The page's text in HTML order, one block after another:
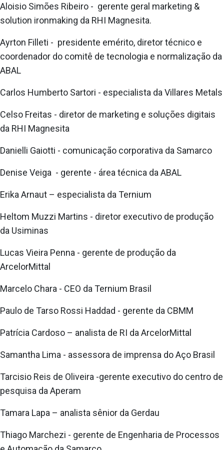
Aloisio Simões Ribeiro - gerente geral marketing &
solution ironmaking da RHI Magnesita.
Ayrton Filleti - presidente emérito, diretor técnico e
coordenador do comitê de tecnologia e normalização da
ABAL
Carlos Humberto Sartori - especialista da Villares Metals
Celso Freitas - diretor de marketing e soluções digitais
da RHI Magnesita
Danielli Gaiotti - comunicação corporativa da Samarco
Denise Veiga - gerente - área técnica da ABAL
Erika Arnaut – especialista da Ternium
Heltom Muzzi Martins - diretor executivo de produção
da Usiminas
Lucas Vieira Penna - gerente de produção da
ArcelorMittal
Marcelo Chara - CEO da Ternium Brasil
Paulo de Tarso Rossi Haddad - gerente da CBMM
Patrícia Cardoso – analista de RI da ArcelorMittal
Samantha Lima - assessora de imprensa do Aço Brasil
Tarcisio Reis de Oliveira -gerente executivo do centro de
pesquisa da Aperam
Tamara Lapa – analista sênior da Gerdau
Thiago Marchezi - gerente de Engenharia de Processos